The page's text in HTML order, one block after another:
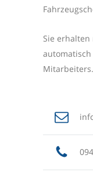
Sie
Mitarbeiters.